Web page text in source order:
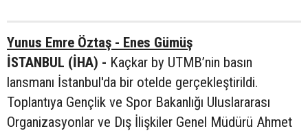
Yunus Emre Öztaş - Enes Gümüş
İSTANBUL (İHA) - Kaçkar by UTMB’nin basın
lansmanı İstanbul'da bir otelde gerçekleştirildi.
Toplantıya Gençlik ve Spor Bakanlığı Uluslararası
Organizasyonlar ve Dış İlişkiler Genel Müdürü Ahmet